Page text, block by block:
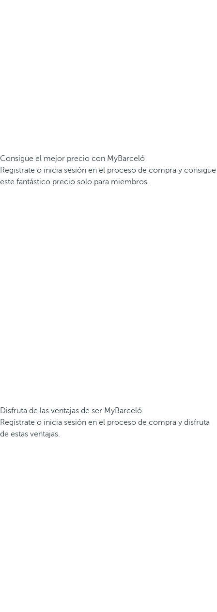
Consigue el mejor precio con MyBarceló
Registrate o inicia sesión en el proceso de compra y consigue
este fantástico precio solo para miembros.
Disfruta de las ventajas de ser MyBarceló
Regístrate o inicia sesión en el proceso de compra y disfruta
de estas ventajas.